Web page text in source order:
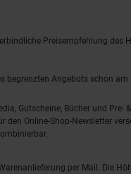
Preisempfehlung des
Angebots schon am
Gutscheine, Bücher und Pre-
Online-Shop-Newsletter
per Mail. Die